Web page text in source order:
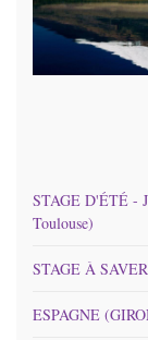
STAGE D'ÉTÉ -
Toulouse)
STAGE À
ESPAGNE